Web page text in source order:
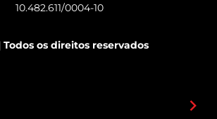
10.482.611/0004-10
Todos os direitos reservados